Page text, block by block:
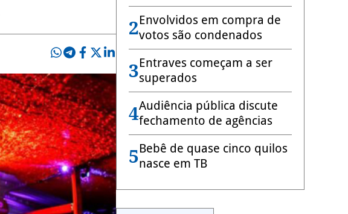
2Envolvidos em compra de
votos são condenados
3Entraves começam a ser
superados
4Audiência pública discute
fechamento de agências
5Bebê de quase cinco quilos
nasce em TB